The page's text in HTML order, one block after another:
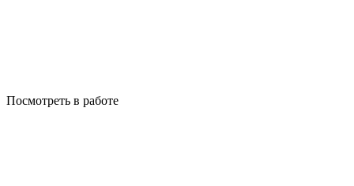
Посмотреть в работе